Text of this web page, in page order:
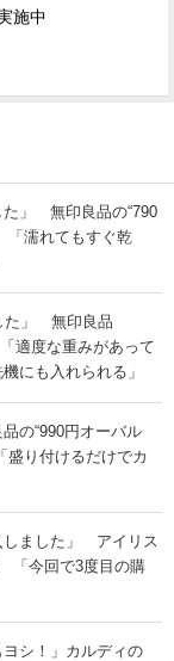
施中
た」 無印良品の“790
「濡れてもすぐ乾
た」 無印良品
適度な重みがあって
にも入れられる」
の“990円オーバル
り付けるだけでカ
しました」 アイリス
「今回で3度目の購
ヨシ！」カルディの